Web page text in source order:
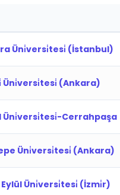
Üni̇versi̇tesi̇ (İstanbul)
Üni̇versi̇tesi̇ (Ankara)
Üni̇versi̇tesi̇-Cerrahpaşa
Üni̇versi̇tesi̇ (Ankara)
Eylül Üni̇versi̇tesi̇ (İzmi̇r)